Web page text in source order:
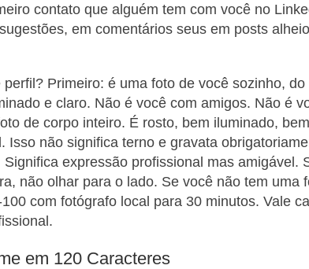
contato que alguém tem com você no
em comentários seus em posts
Primeiro: é uma foto de você sozinho,
e claro. Não é você com amigos. Não é
de corpo inteiro. É rosto, bem iluminado,
Isso não significa terno e gravata
expressão profissional mas amigável.
não olhar para o lado. Se você não tem uma
com fotógrafo local para 30 minutos. Vale
em 120 Caracteres